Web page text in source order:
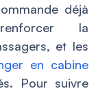
déjà
la
et les
en cabine
Pour suivre